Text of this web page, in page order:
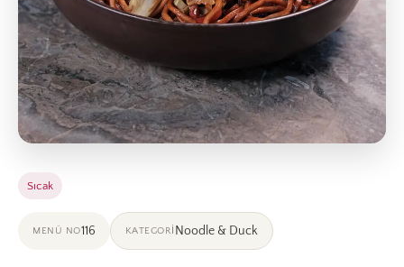
Sıcak
MENÜ NO116 KATEGORI Noodle & Duck